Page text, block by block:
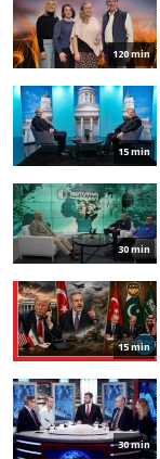
120 min
15 min
30 min
15 min
30 min